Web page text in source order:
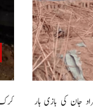
گھر کی چھت گرنے کا سانحہ: 5 افراد جان کی بازی ہار
کرک میں